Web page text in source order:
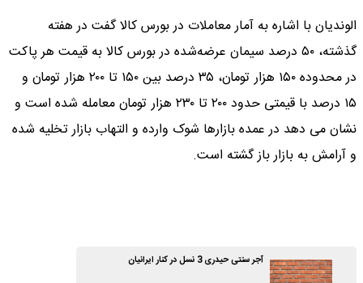
الوندیان با اشاره به آمار معاملات در بورس کالا گفت در هفته
گذشته، ۵۰ درصد سیمان عرضه‌شده در بورس کالا به قیمت هر پاکت
در محدوده ۱۵۰ هزار تومان، ۳۵ درصد بین ۱۵۰ تا ۲۰۰ هزار تومان و
۱۵ درصد با قیمتی حدود ۲۰۰ تا ۲۳۰ هزار تومان معامله شده است و
نشان می دهد در عمده بازارها شوک وارده و التهاب بازار تخلیه شده
و آرامش به بازار باز گشته است.
آجر سنتی حیدری 3 نسل در کنار ایرانیان